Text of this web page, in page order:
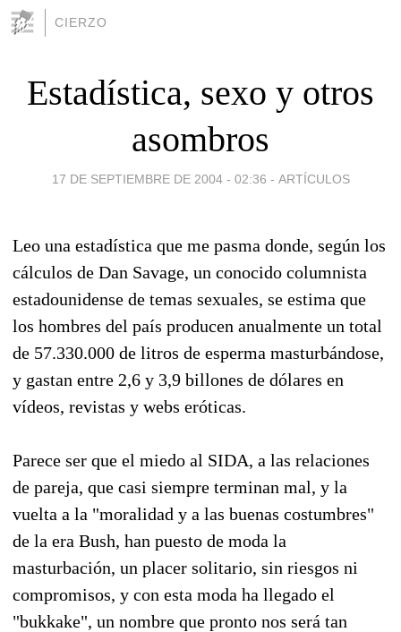
CIERZO
Estadística, sexo y otros
asombros
17 DE SEPTIEMBRE DE 2004 - 02:36 - ARTÍCULOS
Leo una estadística que me pasma donde, según los
cálculos de Dan Savage, un conocido columnista
estadounidense de temas sexuales, se estima que
los hombres del país producen anualmente un total
de 57.330.000 de litros de esperma masturbándose,
y gastan entre 2,6 y 3,9 billones de dólares en
vídeos, revistas y webs eróticas.
Parece ser que el miedo al SIDA, a las relaciones
de pareja, que casi siempre terminan mal, y la
vuelta a la "moralidad y a las buenas costumbres"
de la era Bush, han puesto de moda la
masturbación, un placer solitario, sin riesgos ni
compromisos, y con esta moda ha llegado el
"bukkake", un nombre que pronto nos será tan